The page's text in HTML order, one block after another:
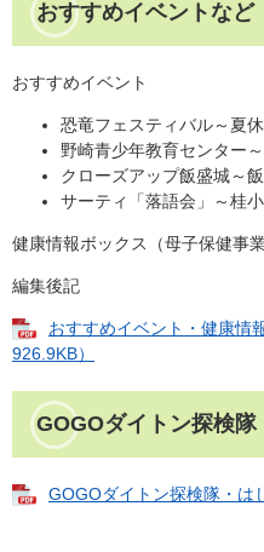
おすすめイベントなど
おすすめイベント
恐竜フェスティバル～夏
野崎青少年教育センター
クローズアップ飯盛城～
サーティ「落語会」～桂
健康情報ボックス（母子保健事
編集後記
おすすめイベント・健康情
926.9KB）
GOGOダイトン探検隊
GOGOダイトン探検隊・は